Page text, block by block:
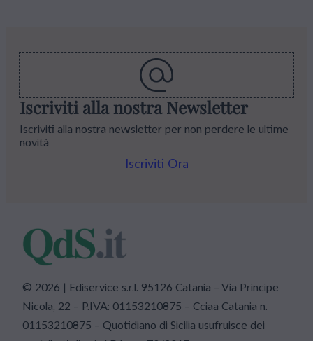
Iscriviti alla nostra Newsletter
Iscriviti alla nostra newsletter per non perdere le ultime
novità
Iscriviti Ora
© 2026 | Ediservice s.r.l. 95126 Catania – Via Principe
Nicola, 22 – P.IVA: 01153210875 – Cciaa Catania n.
01153210875 – Quotidiano di Sicilia usufruisce dei